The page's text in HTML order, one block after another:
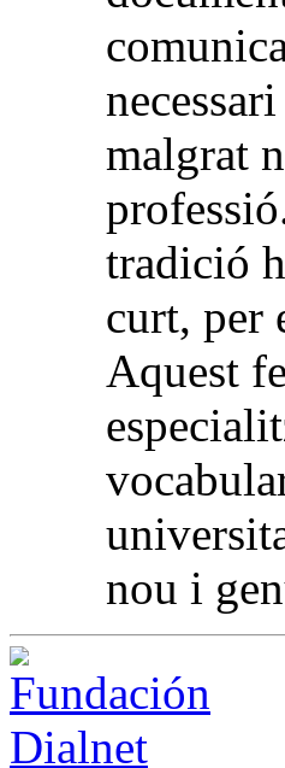
malgrat
tradició
curt, per
Aquest
nou i